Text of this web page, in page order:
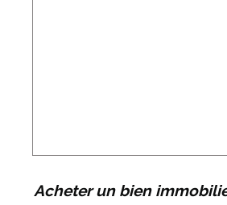
Acheter un bien